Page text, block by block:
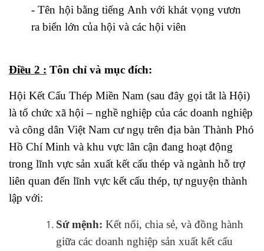
- Tên hội bằng tiếng Anh với khát vọng vươn
ra biển lớn của hội và các hội viên
Điều 2 : Tôn chỉ và mục đích:
Hội Kết Cấu Thép Miền Nam (sau đây gọi tắt là Hội)
là tổ chức xã hội – nghề nghiệp của các doanh nghiệp
và công dân Việt Nam cư ngụ trên địa bàn Thành Phó
Hồ Chí Minh và khu vực lân cận đang hoạt động
trong lĩnh vực sản xuất kết cấu thép và ngành hỗ trợ
liên quan đến lĩnh vực kết cấu thép, tự nguyện thành
lập với:
Sứ mệnh: Kết nối, chia sẻ, và đồng hành
giữa các doanh nghiệp sản xuất kết cấu